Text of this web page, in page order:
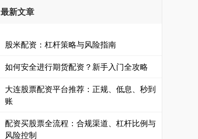
最新文章
股米配资：杠杆策略与风险指南
如何安全进行期货配资？新手入门全攻略
大连股票配资平台推荐：正规、低息、秒到
账
配资买股票全流程：合规渠道、杠杆比例与
风险控制